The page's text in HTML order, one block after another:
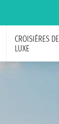
CROISIÈRES DE
LUXE